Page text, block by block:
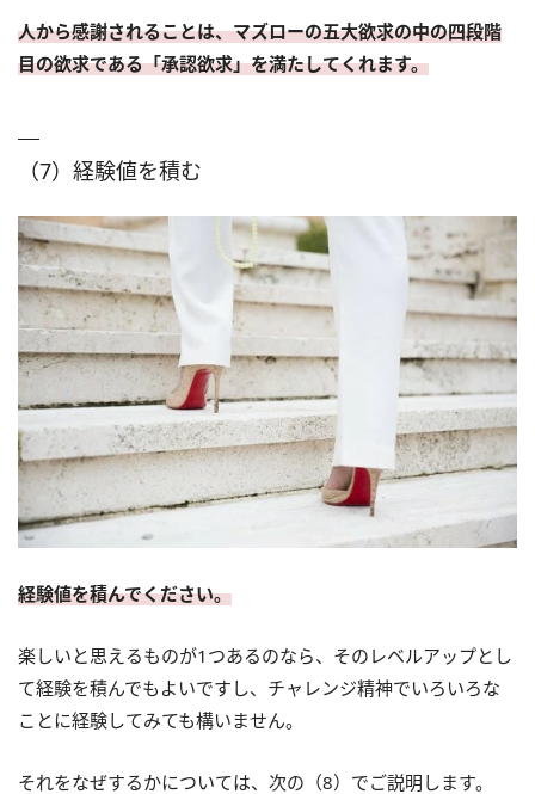
人から感謝されることは、マズローの五大欲求の中の四段階
目の欲求である「承認欲求」を満たしてくれます。
（7）経験値を積む
経験値を積んでください。
楽しいと思えるものが1つあるのなら、そのレベルアップとし
て経験を積んでもよいですし、チャレンジ精神でいろいろな
ことに経験してみても構いません。
それをなぜするかについては、次の（8）でご説明します。